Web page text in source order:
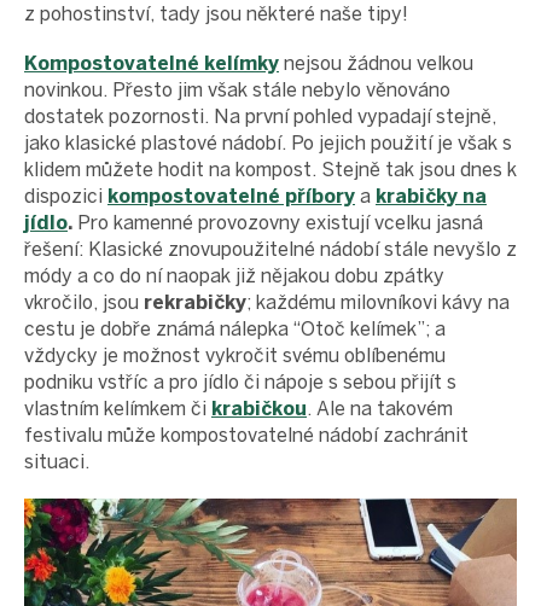
z pohostinství, tady jsou některé naše tipy!
Kompostovatelné kelímky nejsou žádnou velkou
novinkou. Přesto jim však stále nebylo věnováno
dostatek pozornosti. Na první pohled vypadají stejně,
jako klasické plastové nádobí. Po jejich použití je však s
klidem můžete hodit na kompost. Stejně tak jsou dnes k
dispozici kompostovatelné příbory a krabičky na
jídlo. Pro kamenné provozovny existují vcelku jasná
řešení: Klasické znovupoužitelné nádobí stále nevyšlo z
módy a co do ní naopak již nějakou dobu zpátky
vkročilo, jsou rekrabičky; každému milovníkovi kávy na
cestu je dobře známá nálepka “Otoč kelímek”; a
vždycky je možnost vykročit svému oblíbenému
podniku vstříc a pro jídlo či nápoje s sebou přijít s
vlastním kelímkem či krabičkou. Ale na takovém
festivalu může kompostovatelné nádobí zachránit
situaci.